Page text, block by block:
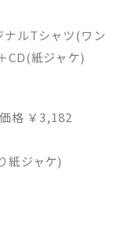
ナルTシャツ(ワン
CD(紙ジャケ)
格 ￥3,182
紙ジャケ)